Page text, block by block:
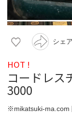
シェア
HOT !
コードレ
3000
※mikatsuki-ma.com